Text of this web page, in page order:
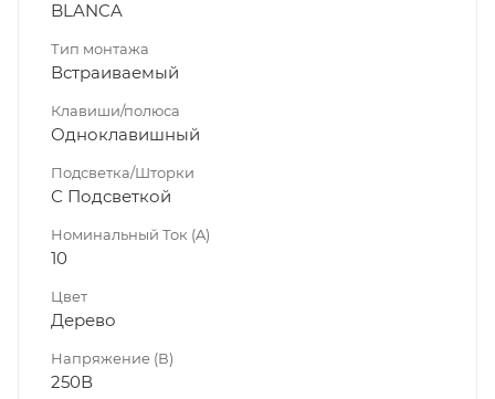
BLANCA
Тип монтажа
Встраиваемый
Клавиши/полюса
Одноклавишный
Подсветка/Шторки
С Подсветкой
Номинальный Ток (A)
10
Цвет
Дерево
Напряжение (В)
250В